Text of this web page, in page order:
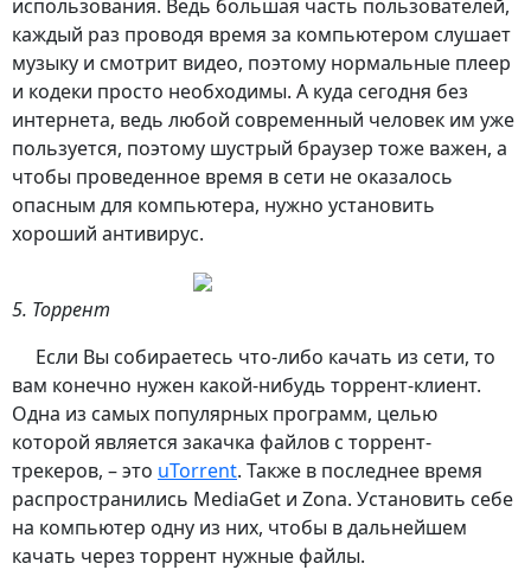
использования. Ведь большая часть пользователей,
каждый раз проводя время за компьютером слушает
музыку и смотрит видео, поэтому нормальные плеер
и кодеки просто необходимы. А куда сегодня без
интернета, ведь любой современный человек им уже
пользуется, поэтому шустрый браузер тоже важен, а
чтобы проведенное время в сети не оказалось
опасным для компьютера, нужно установить
хороший антивирус.
5. Торрент
Если Вы собираетесь что-либо качать из сети, то
вам конечно нужен какой-нибудь торрент-клиент.
Одна из самых популярных программ, целью
которой является закачка файлов с торрент-
трекеров, – это uTorrent. Также в последнее время
распространились MediaGet и Zona. Установить себе
на компьютер одну из них, чтобы в дальнейшем
качать через торрент нужные файлы.